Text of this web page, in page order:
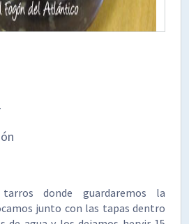
donde guardaremos la
junto con las tapas dentro